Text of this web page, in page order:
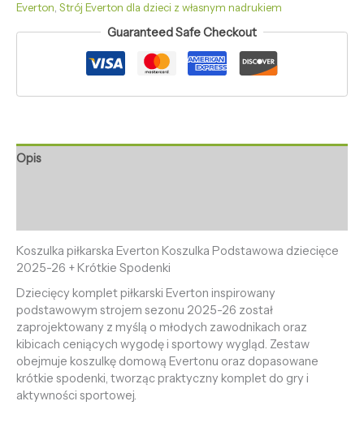
Everton, Strój Everton dla dzieci z własnym nadrukiem
Guaranteed Safe Checkout
Opis
Koszulka piłkarska Everton Koszulka Podstawowa dziecięce
2025-26 + Krótkie Spodenki
Dziecięcy komplet piłkarski Everton inspirowany
podstawowym strojem sezonu 2025-26 został
zaprojektowany z myślą o młodych zawodnikach oraz
kibicach ceniących wygodę i sportowy wygląd. Zestaw
obejmuje koszulkę domową Evertonu oraz dopasowane
krótkie spodenki, tworząc praktyczny komplet do gry i
aktywności sportowej.